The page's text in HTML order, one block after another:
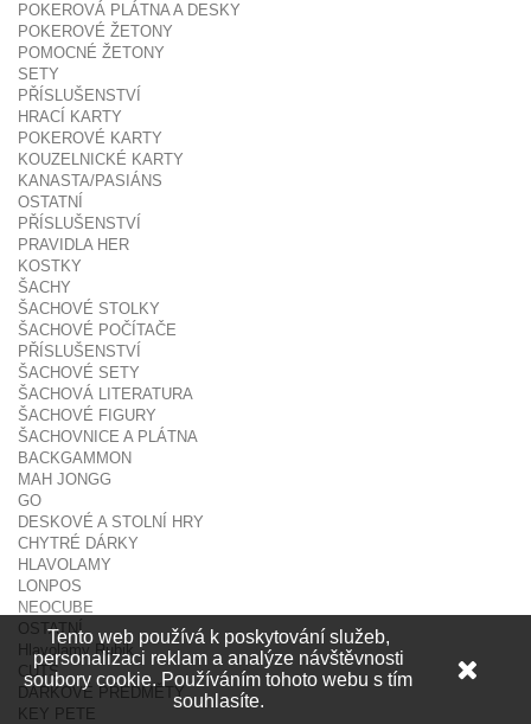
POKEROVÁ PLÁTNA A DESKY
POKEROVÉ ŽETONY
POMOCNÉ ŽETONY
SETY
PŘÍSLUŠENSTVÍ
HRACÍ KARTY
POKEROVÉ KARTY
KOUZELNICKÉ KARTY
KANASTA/PASIÁNS
OSTATNÍ
PŘÍSLUŠENSTVÍ
PRAVIDLA HER
KOSTKY
ŠACHY
ŠACHOVÉ STOLKY
ŠACHOVÉ POČÍTAČE
PŘÍSLUŠENSTVÍ
ŠACHOVÉ SETY
ŠACHOVÁ LITERATURA
ŠACHOVÉ FIGURY
ŠACHOVNICE A PLÁTNA
BACKGAMMON
MAH JONGG
GO
DESKOVÉ A STOLNÍ HRY
CHYTRÉ DÁRKY
HLAVOLAMY
LONPOS
NEOCUBE
OSTATNÍ
Hlavolamy Rubik
CUTS
DÁRKOVÉ PŘEDMĚTY
KEY PETE
Tento web používá k poskytování služeb,
personalizaci reklam a analýze návštěvnosti
soubory cookie. Používáním tohoto webu s tím
souhlasíte.